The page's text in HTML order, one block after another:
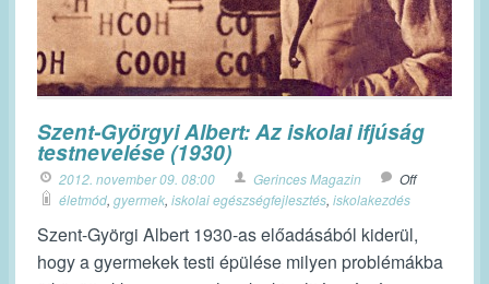
Szent-Györgyi Albert: Az iskolai ifjúság
testnevelése (1930)
2012. november 09. 08:00 Gerinces Magazin
Off
életmód, gyermek, iskolai egészségfejlesztés, iskolakezdés
Szent-Györgi Albert 1930-as előadásából kiderül,
hogy a gyermekek testi épülése milyen problémákba